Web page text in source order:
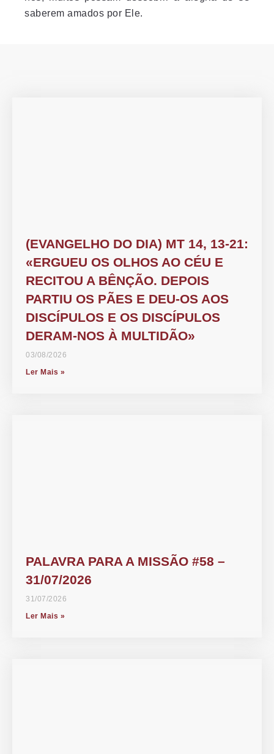
saberem amados por Ele.
(EVANGELHO DO DIA) MT 14, 13-21:
«ERGUEU OS OLHOS AO CÉU E
RECITOU A BÊNÇÃO. DEPOIS
PARTIU OS PÃES E DEU-OS AOS
DISCÍPULOS E OS DISCÍPULOS
DERAM-NOS À MULTIDÃO»
03/08/2026
Ler Mais »
PALAVRA PARA A MISSÃO #58 –
31/07/2026
31/07/2026
Ler Mais »